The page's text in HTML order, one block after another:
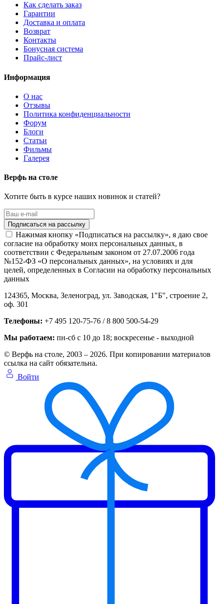
Как сделать заказ
Гарантии
Доставка и оплата
Возврат
Контакты
Бонусная система
Прайс-лист
Информация
О нас
Отзывы
Политика конфиденциальности
Форум
Блоги
Статьи
Фильмы
Галерея
Верфь на столе
Хотите быть в курсе наших новинок и статей?
Нажимая кнопку «Подписаться на рассылку», я даю свое
согласие на обработку моих персональных данных, в
соответствии с Федеральным законом от 27.07.2006 года
№152-ФЗ «О персональных данных», на условиях и для
целей, определенных в Согласии на обработку персональных
данных
124365, Москва, Зеленоград, ул. Заводская, 1"Б", строение 2,
оф. 301
Телефоны: +7 495 120-75-76 / 8 800 500-54-29
Мы работаем: пн-сб с 10 до 18; воскресенье - выходной
© Верфь на столе, 2003 – 2026. При копировании материалов
ссылка на сайт обязательна.
Войти